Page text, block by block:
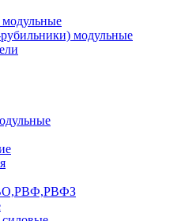
модульные